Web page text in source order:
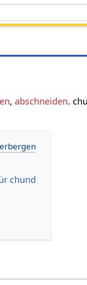
, abschneiden.
chund